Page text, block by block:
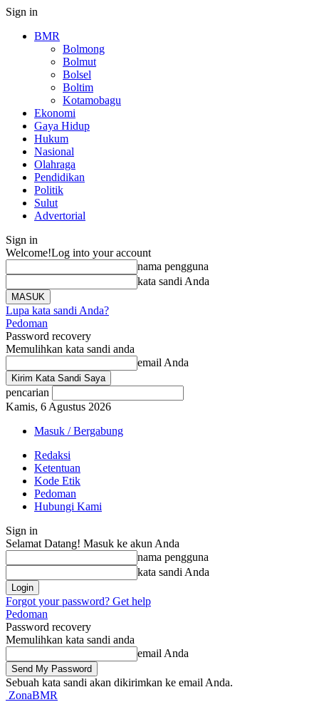
Sign in
BMR
Bolmong
Bolmut
Bolsel
Boltim
Kotamobagu
Ekonomi
Gaya Hidup
Hukum
Nasional
Olahraga
Pendidikan
Politik
Sulut
Advertorial
Sign in
Welcome!Log into your account
nama pengguna
kata sandi Anda
Lupa kata sandi Anda?
Pedoman
Password recovery
Memulihkan kata sandi anda
email Anda
pencarian
Kamis, 6 Agustus 2026
Masuk / Bergabung
Redaksi
Ketentuan
Kode Etik
Pedoman
Hubungi Kami
Sign in
Selamat Datang! Masuk ke akun Anda
nama pengguna
kata sandi Anda
Forgot your password? Get help
Pedoman
Password recovery
Memulihkan kata sandi anda
email Anda
Sebuah kata sandi akan dikirimkan ke email Anda.
ZonaBMR